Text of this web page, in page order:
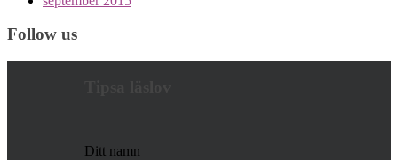
Follow us
Ditt namn